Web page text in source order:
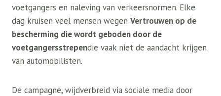
voetgangers en naleving van verkeersnormen. Elke
dag kruisen veel mensen wegen Vertrouwen op de
bescherming die wordt geboden door de
voetgangersstrependie vaak niet de aandacht krijgen
van automobilisten.
De campagne, wijdverbreid via sociale media door